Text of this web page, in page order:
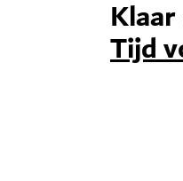
Tijd